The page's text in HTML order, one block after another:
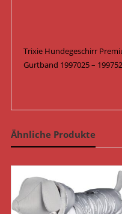
Trixie Hundegeschirr
Gurtband 1997025 –
Ähnliche Produkte